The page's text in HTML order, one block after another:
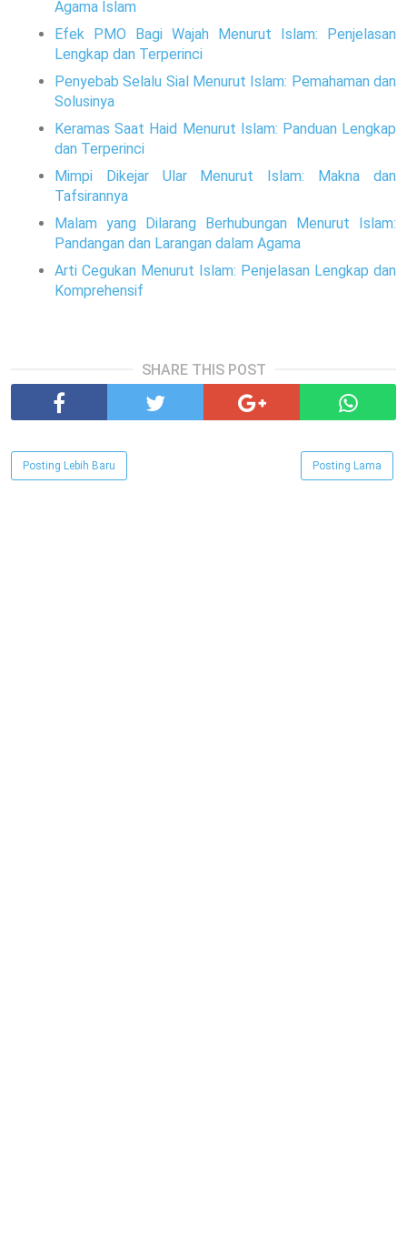
Agama Islam
Efek PMO Bagi Wajah Menurut Islam: Penjelasan
Lengkap dan Terperinci
Penyebab Selalu Sial Menurut Islam: Pemahaman dan
Solusinya
Keramas Saat Haid Menurut Islam: Panduan Lengkap
dan Terperinci
Mimpi Dikejar Ular Menurut Islam: Makna dan
Tafsirannya
Malam yang Dilarang Berhubungan Menurut Islam:
Pandangan dan Larangan dalam Agama
Arti Cegukan Menurut Islam: Penjelasan Lengkap dan
Komprehensif
SHARE THIS POST
Posting Lebih Baru Posting Lama